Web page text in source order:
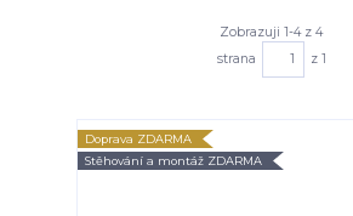
Zobrazuji 1-4 z 4
strana
z 1
Doprava ZDARMA
Stěhování a montáž ZDARMA